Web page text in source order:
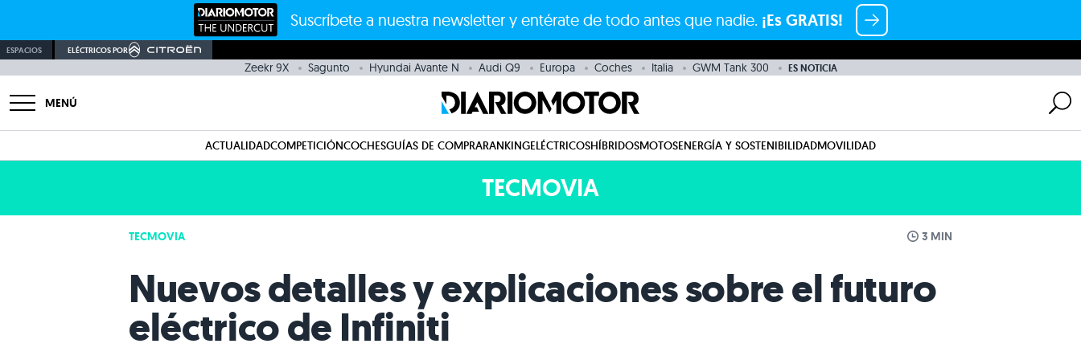
Suscríbete a nuestra newsletter y entérate de todo antes que nadie. ¡Es GRATIS!
ESPACIOS ELÉCTRICOS POR
Zeekr 9X Sagunto Hyundai Avante N Audi Q9 Europa Coches Italia GWM Tank 300 ES NOTICIA
MENÚ
ACTUALIDADCOMPETICIÓNCOCHESGUÍAS DE COMPRARANKINGELÉCTRICOSHÍBRIDOSMOTOSENERGÍA Y SOSTENIBILIDADMOVILIDAD
TECMOVIA
TECMOVIA 3 MIN
Nuevos detalles y explicaciones sobre el futuro
eléctrico de Infiniti